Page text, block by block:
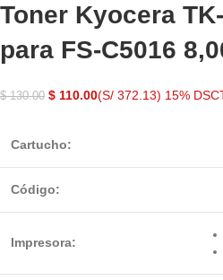
Toner Kyocera
para FS-C5016
$130.00 $ 110.00(S/ 372.13) 15%
Cartucho:
Código:
Impresora: